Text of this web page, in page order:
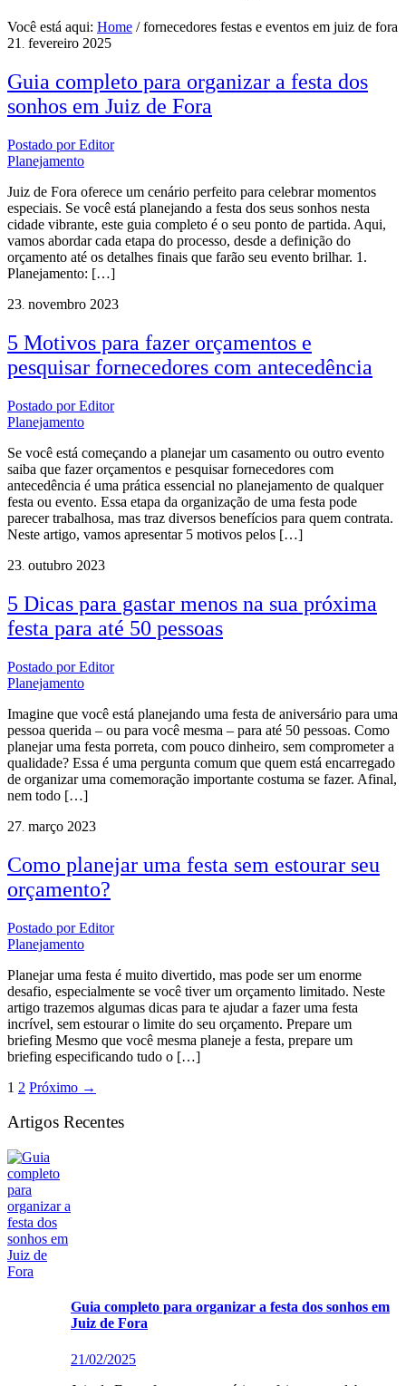
Você está aqui: Home / fornecedores festas e eventos em juiz de fora
21 . fevereiro 2025
Guia completo para organizar a festa dos
sonhos em Juiz de Fora
Postado porEditor
Planejamento
Juiz de Fora oferece um cenário perfeito para celebrar momentos
especiais. Se você está planejando a festa dos seus sonhos nesta
cidade vibrante, este guia completo é o seu ponto de partida. Aqui,
vamos abordar cada etapa do processo, desde a definição do
orçamento até os detalhes finais que farão seu evento brilhar. 1.
Planejamento: […]
23. novembro 2023
5 Motivos para fazer orçamentos e
pesquisar fornecedores com antecedência
Postado porEditor
Planejamento
Se você está começando a planejar um casamento ou outro evento
saiba que fazer orçamentos e pesquisar fornecedores com
antecedência é uma prática essencial no planejamento de qualquer
festa ou evento. Essa etapa da organização de uma festa pode
parecer trabalhosa, mas traz diversos benefícios para quem contrata.
Neste artigo, vamos apresentar 5 motivos pelos […]
23 outubro 2023
5 Dicas para gastar menos na sua próxima
festa para até 50 pessoas
Postado porEditor
Planejamento
Imagine que você está planejando uma festa de aniversário para uma
pessoa querida – ou para você mesma – para até 50 pessoas. Como
planejar uma festa porreta, com pouco dinheiro, sem comprometer a
qualidade? Essa é uma pergunta comum que quem está encarregado
de organizar uma comemoração importante costuma se fazer. Afinal,
nem todo […]
27 março 2023
Como planejar uma festa sem estourar seu
orçamento?
Postado porEditor
Planejamento
Planejar uma festa é muito divertido, mas pode ser um enorme
desafio, especialmente se você tiver um orçamento limitado. Neste
artigo trazemos algumas dicas para te ajudar a fazer uma festa
incrível, sem estourar o limite do seu orçamento. Prepare um
briefing Mesmo que você mesma planeje a festa, prepare um
briefing especificando tudo o […]
1 2 Próximo →
Artigos Recentes
Guia completo para organizar a festa dos sonhos em
Juiz de Fora
21/02/2025